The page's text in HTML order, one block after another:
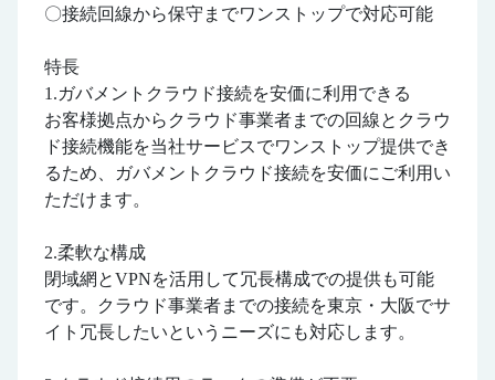
〇接続回線から保守までワンストップで対応可能
特長
1.ガバメントクラウド接続を安価に利用できる
お客様拠点からクラウド事業者までの回線とクラウ
ド接続機能を当社サービスでワンストップ提供でき
るため、ガバメントクラウド接続を安価にご利用い
ただけます。
2.柔軟な構成
閉域網とVPNを活用して冗長構成での提供も可能
です。クラウド事業者までの接続を東京・大阪でサ
イト冗長したいというニーズにも対応します。